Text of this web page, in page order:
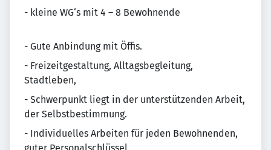
- kleine WG‘s mit 4 – 8 Bewohnende
- Gute Anbindung mit Öffis.
- Freizeitgestaltung, Alltagsbegleitung,
Stadtleben,
- Schwerpunkt liegt in der unterstützenden Arbeit,
der Selbstbestimmung.
- Individuelles Arbeiten für jeden Bewohnenden,